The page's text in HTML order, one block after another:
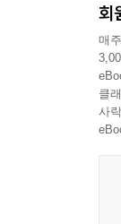
---
노
감
히
전
저
기
회
매
클
사